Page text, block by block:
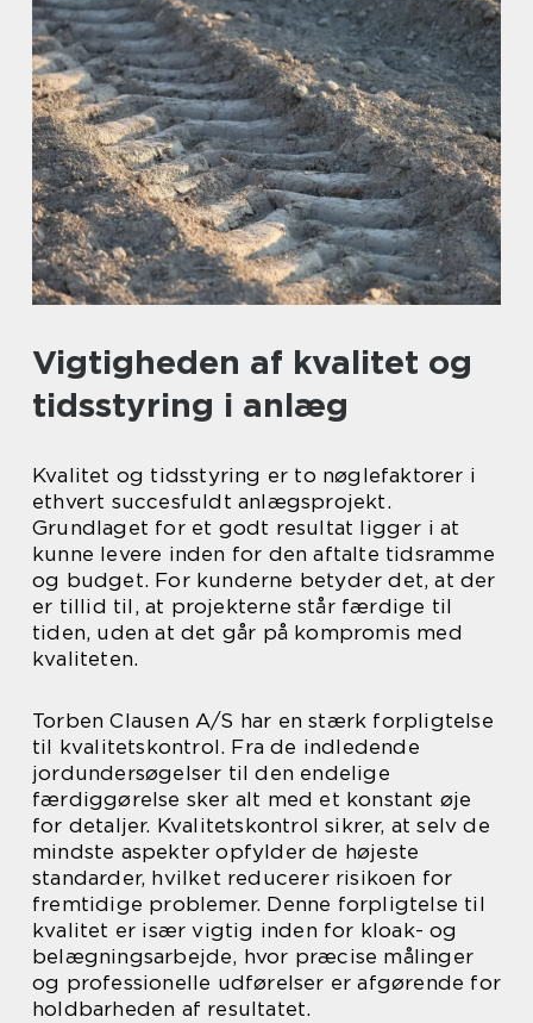
Vigtigheden af kvalitet og
tidsstyring i anlæg
Kvalitet og tidsstyring er to nøglefaktorer i
ethvert succesfuldt anlægsprojekt.
Grundlaget for et godt resultat ligger i at
kunne levere inden for den aftalte tidsramme
og budget. For kunderne betyder det, at der
er tillid til, at projekterne står færdige til
tiden, uden at det går på kompromis med
kvaliteten.
Torben Clausen A/S har en stærk forpligtelse
til kvalitetskontrol. Fra de indledende
jordundersøgelser til den endelige
færdiggørelse sker alt med et konstant øje
for detaljer. Kvalitetskontrol sikrer, at selv de
mindste aspekter opfylder de højeste
standarder, hvilket reducerer risikoen for
fremtidige problemer. Denne forpligtelse til
kvalitet er især vigtig inden for kloak- og
belægningsarbejde, hvor præcise målinger
og professionelle udførelser er afgørende for
holdbarheden af resultatet.